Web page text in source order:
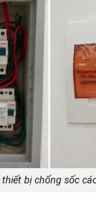
bị chống sốc